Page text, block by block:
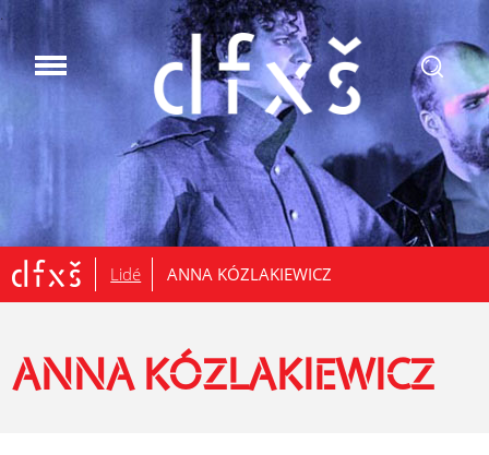
.
Lidé ANNA KÓZLAKIEWICZ
ANNA KÓZLAKIEWICZ